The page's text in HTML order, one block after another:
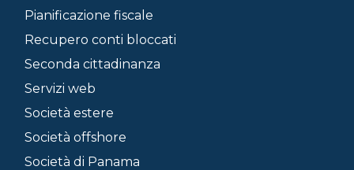
Pianificazione fiscale
Recupero conti bloccati
Seconda cittadinanza
Servizi web
Società estere
Società offshore
Società di Panama